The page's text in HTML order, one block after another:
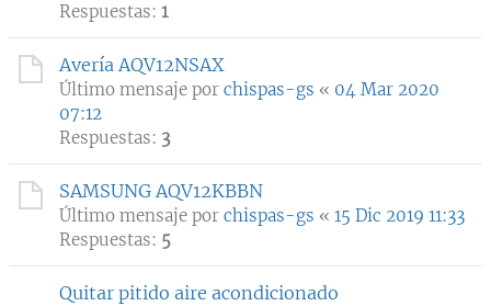
Respuestas: 1
Avería AQV12NSAX
Último mensaje por chispas-gs « 04 Mar 2020
07:12
Respuestas: 3
SAMSUNG AQV12KBBN
Último mensaje por chispas-gs « 15 Dic 2019 11:33
Respuestas: 5
Quitar pitido aire acondicionado